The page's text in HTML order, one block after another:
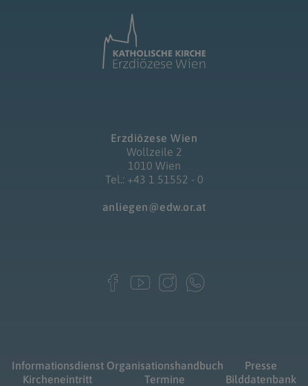
Erzdiözese Wien
Wollzeile 2
1010 Wien
Tel.: +43 1 51552 - 0
anliegen@edw.or.at
Informationsdienst
Kircheneintritt
Organisationshandbuch
Termine
Presse
Bilddatenbank